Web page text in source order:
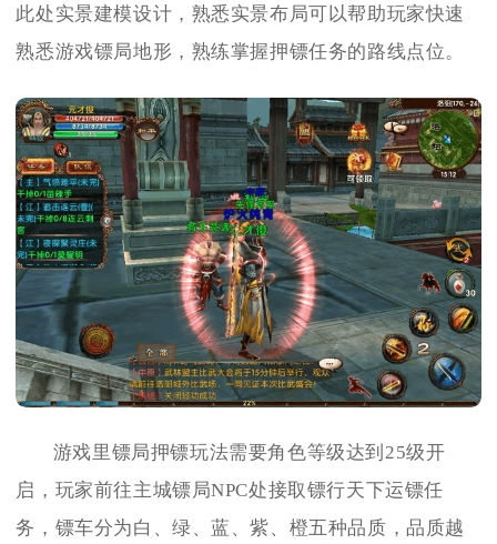
此处实景建模设计，熟悉实景布局可以帮助玩家快速
熟悉游戏镖局地形，熟练掌握押镖任务的路线点位。
游戏里镖局押镖玩法需要角色等级达到25级开
启，玩家前往主城镖局NPC处接取镖行天下运镖任
务，镖车分为白、绿、蓝、紫、橙五种品质，品质越